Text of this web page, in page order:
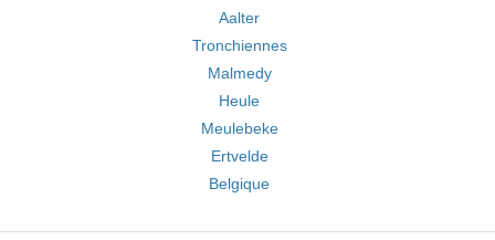
Aalter
Tronchiennes
Malmedy
Heule
Meulebeke
Ertvelde
Belgique